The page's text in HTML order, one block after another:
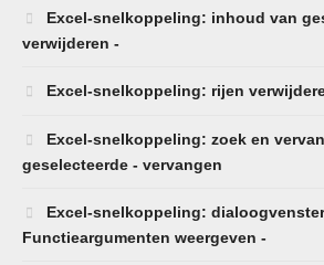
Excel-snelkoppeling: inhoud van
verwijderen -
Excel-snelkoppeling: rijen
Excel-snelkoppeling: zoek en
geselecteerde - vervangen
Excel-snelkoppeling: dialoogvenster
Functieargumenten weergeven -